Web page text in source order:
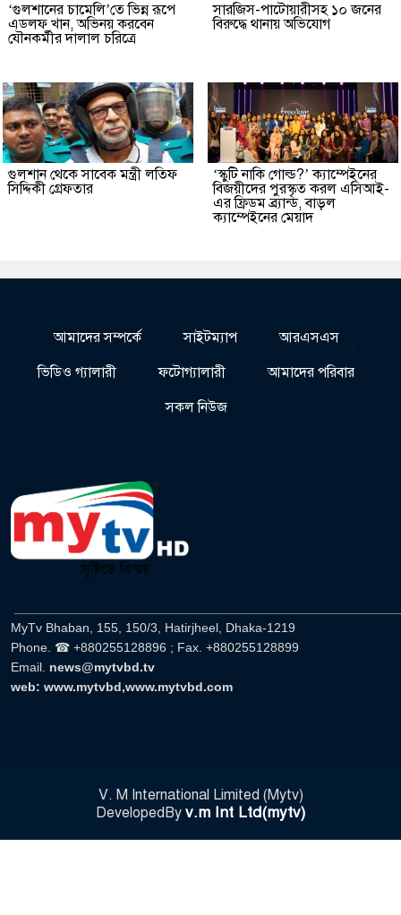
‘গুলশানের চামেলি’তে ভিন্ন রূপে
এডলফ খান, অভিনয় করবেন
যৌনকর্মীর দালাল চরিত্রে
সারজিস-পাটোয়ারীসহ ১০ জনের
বিরুদ্ধে থানায় অভিযোগ
গুলশান থেকে সাবেক মন্ত্রী লতিফ
সিদ্দিকী গ্রেফতার
‘স্কুটি নাকি গোল্ড?’ ক্যাম্পেইনের
বিজয়ীদের পুরস্কৃত করল এসিআই-
এর ফ্রিডম ব্র্যান্ড, বাড়ল
ক্যাম্পেইনের মেয়াদ
আমাদের সম্পর্কে সাইটম্যাপ
আরএসএস
ভিডিও গ্যালারী
ফটোগ্যালারী
আমাদের পরিবার
সকল নিউজ
MyTv Bhaban, 155, 150/3, Hatirjheel, Dhaka-1219
Phone. ☎ +880255128896 ; Fax. +880255128899
Email. news@mytvbd.tv
web: www.mytvbd,www.mytvbd.com
V. M International Limited (Mytv)
DevelopedBy v.m Int Ltd(mytv)